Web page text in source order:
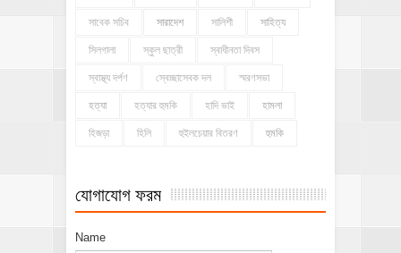
সাবেক সচিব সারাদেশ সালিশী সাহিত্য
সিলগালা স্কুল ছাত্রী স্বাধীনতা দিবস
স্বাস্থ্য দর্পণ স্বেচ্ছাসেবক দল স্মরণসভা
হত্যা হত্যার হুমকি হাদি ভাই হামলা
হিজড়া হিলি হুইলচেয়ার বিতরণ হুমকি
যোগাযোগ ফরম
Name